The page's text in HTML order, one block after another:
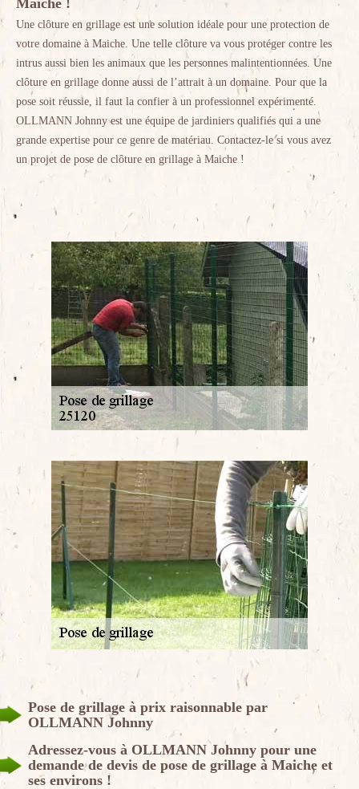
Maiche !
Une clôture en grillage est une solution idéale pour une protection de
votre domaine à Maiche. Une telle clôture va vous protéger contre les
intrus aussi bien les animaux que les personnes malintentionnées. Une
clôture en grillage donne aussi de l’attrait à un domaine. Pour que la
pose soit réussie, il faut la confier à un professionnel expérimenté.
OLLMANN Johnny est une équipe de jardiniers qualifiés qui a une
grande expertise pour ce genre de matériau. Contactez-le si vous avez
un projet de pose de clôture en grillage à Maiche !
Pose de grillage à prix raisonnable par
OLLMANN Johnny
Adressez-vous à OLLMANN Johnny pour une
demande de devis de pose de grillage à Maiche et
ses environs !